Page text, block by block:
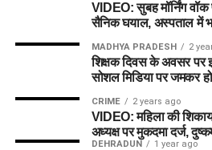
VIDEO: सुबह मॉर्निंग वॉक
सैनिक घयाल, अस्पताल में
MADHYA PRADESH 2
शिक्षक दिवस के अवसर पर
सोशल मिडिया पर जमकर
CRIME 2 years ago
VIDEO: महिला की
अध्यक्ष पर मुकदमा दर्ज,
DEHRADUN 1 year ago